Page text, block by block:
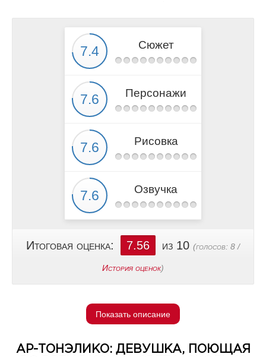
Сюжет
Персонажи
Рисовка
Озвучка
Итоговая оценка: 7.56 из 10 (голосов: 8 /
История оценок)
Показать описание
АР-ТОНЭЛИКО: ДЕВУШКА, ПОЮЩАЯ